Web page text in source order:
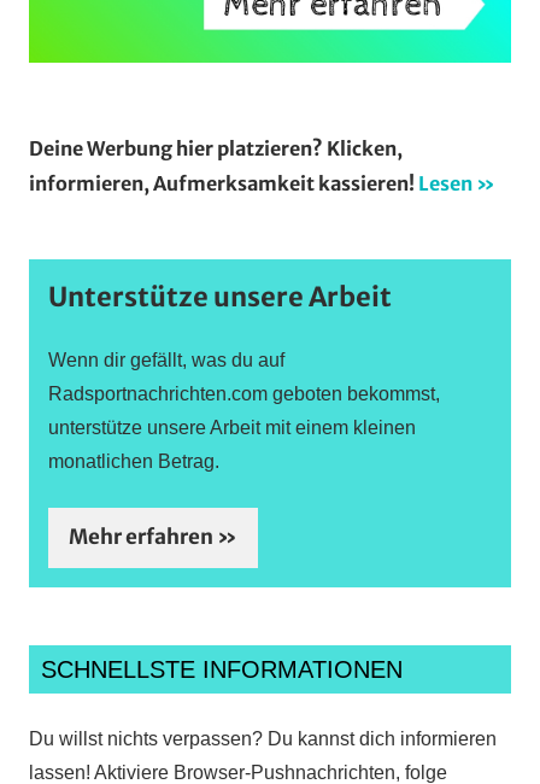
Deine Werbung hier platzieren? Klicken,
informieren, Aufmerksamkeit kassieren! Lesen »
Unterstütze unsere Arbeit
Wenn dir gefällt, was du auf
Radsportnachrichten.com geboten bekommst,
unterstütze unsere Arbeit mit einem kleinen
monatlichen Betrag.
Mehr erfahren »
SCHNELLSTE INFORMATIONEN
Du willst nichts verpassen? Du kannst dich informieren
lassen! Aktiviere Browser-Pushnachrichten, folge